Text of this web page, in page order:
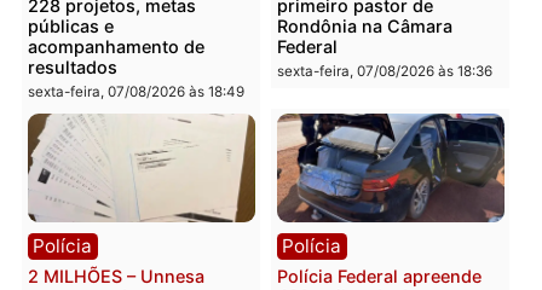
Você também vai querer ler...